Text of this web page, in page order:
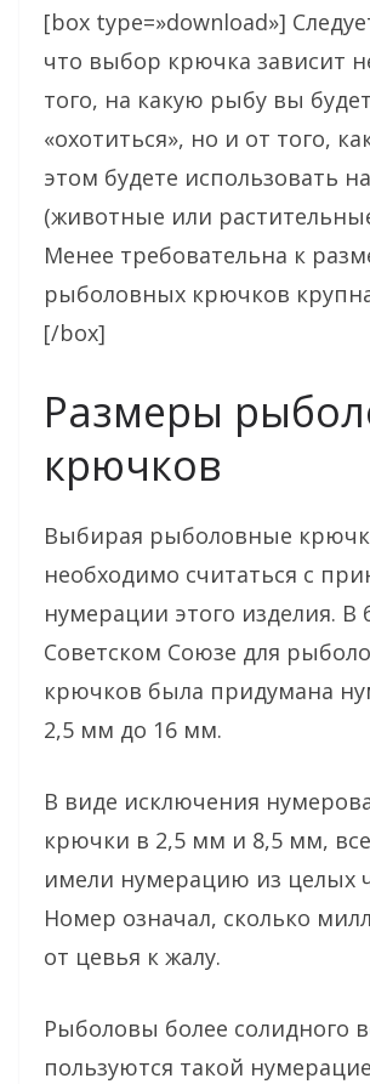
[box type=»download»]
что выбор крючка зависит
того, на какую рыбу вы
«охотиться», но и от того,
этом будете использовать
(животные или
Менее требовательна к
рыболовных крючков
[/box]
Размеры
крючков
Выбирая рыболовные
необходимо считаться с
нумерации этого изделия.
Советском Союзе для
крючков была придумана
2,5 мм до 16 мм.
В виде исключения
крючки в 2,5 мм и 8,5 мм,
имели нумерацию из целых
Номер означал, сколько
от цевья к жалу.
Рыболовы более солидного
пользуются такой